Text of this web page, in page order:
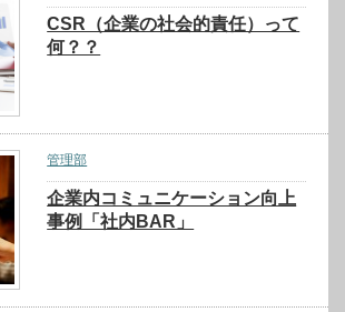
CSR（企業の社会的責任）って
何？？
管理部
企業内コミュニケーション向上
事例「社内BAR」